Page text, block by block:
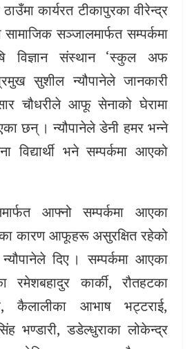
कार्यरत टीकापुरका वीरेन्द्र
सञ्जालमार्फत सम्पर्कमा
विज्ञान संस्थान ‘स्कुल अफ
सुशील न्यौपानेले जानकारी
चौधरीले आफू सेनाको घेरामा
छन् । न्यौपानेले डेनी हमर भन्ने
विद्यार्थी भने सम्पर्कमा आएको
आफ्नो सम्पर्कमा आएका
कारण आफूहरू असुरक्षित रहेको
दिए । सम्पर्कमा आएका
रमेशबहादुर कार्की, रौतहटका
कैलालीका आभाष भट्टराई,
भण्डारी, डडेल्धुराका लोकेन्द्र